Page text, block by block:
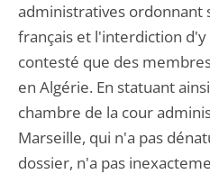
administratives
français et l'interdiction
contesté que des
en Algérie. En statuant
chambre de la cour
Marseille, qui n'a pas
dossier, n'a pas